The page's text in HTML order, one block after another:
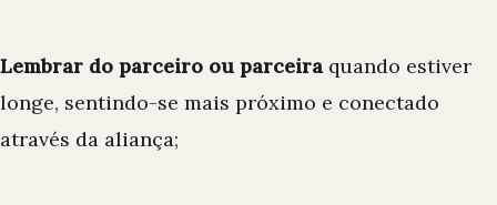
Lembrar do parceiro ou parceira quando estiver
longe, sentindo-se mais próximo e conectado
através da aliança;